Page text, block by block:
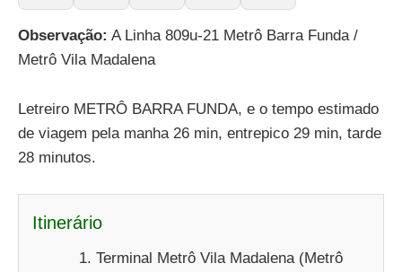
Observação: A Linha 809u-21 Metrô Barra Funda /
Metrô Vila Madalena
Letreiro METRÔ BARRA FUNDA, e o tempo estimado
de viagem pela manha 26 min, entrepico 29 min, tarde
28 minutos.
Itinerário
Terminal Metrô Vila Madalena (Metrô